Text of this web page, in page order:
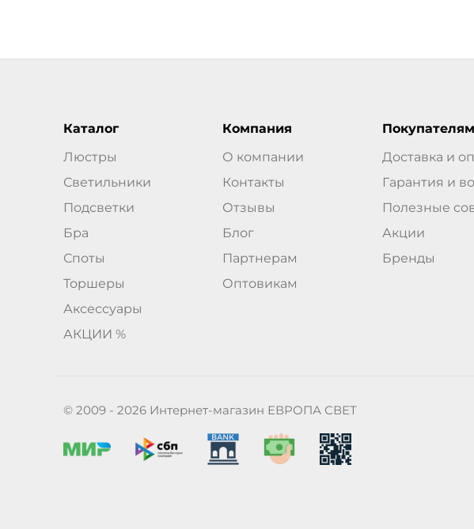
Каталог
Люстры
Светильники
Подсветки
Бра
Споты
Торшеры
Аксессуары
АКЦИИ %
Компания
О компании
Контакты
Отзывы
Блог
Партнерам
Оптовикам
Покупателям
Доставка и
Гарантия и
Полезные
Акции
Бренды
© 2009 - 2026 Интернет-магазин ЕВРОПА СВЕТ